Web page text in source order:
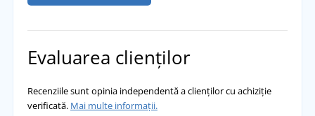
Evaluarea clienților
Recenziile sunt opinia independentă a clienților cu achiziție
verificată. Mai multe informații.